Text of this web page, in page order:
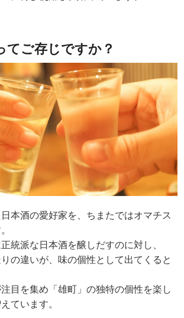
てご存じですか？
日本酒の愛好家を、ちまたではオマチス
統派な日本酒を醸しだすのに対し、
りの違いが、味の個性として出てくると
目を集め「雄町」の独特の個性を楽し
ています。